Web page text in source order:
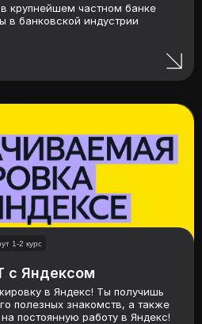
крупнейшем частном банке
в банковской индустрии
1-2 курс
с Яндексом
в Яндекс! Ты получишь
полезных знакомств, а также
постоянную работу в Яндекс!